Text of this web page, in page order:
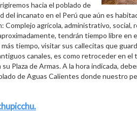
hacia el poblado de
del incanato en el Perú que aún es
Complejo agrícola, administrativo, social,
tendrán tiempo libre en
tiempo, visitar sus callecitas que
canales, es como retroceder en
Plaza de Armas. A la hora indicada,
de Aguas Calientes donde nuestro